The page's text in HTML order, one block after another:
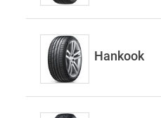
Hankook